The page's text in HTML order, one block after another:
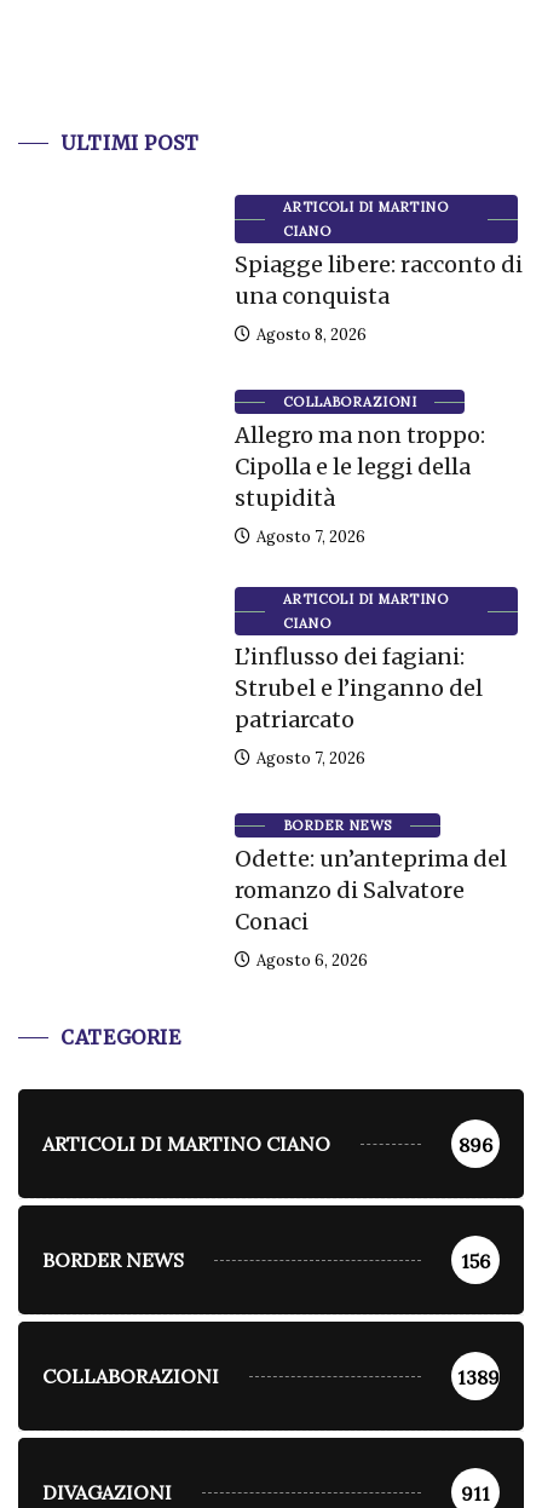
ULTIMI POST
ARTICOLI DI MARTINO
CIANO
Spiagge libere: racconto di
una conquista
Agosto 8, 2026
COLLABORAZIONI
Allegro ma non troppo:
Cipolla e le leggi della
stupidità
Agosto 7, 2026
ARTICOLI DI MARTINO
CIANO
L’influsso dei fagiani:
Strubel e l’inganno del
patriarcato
Agosto 7, 2026
BORDER NEWS
Odette: un’anteprima del
romanzo di Salvatore
Conaci
Agosto 6, 2026
CATEGORIE
ARTICOLI DI MARTINO CIANO 896
BORDER NEWS 156
COLLABORAZIONI 1389
DIVAGAZIONI 911